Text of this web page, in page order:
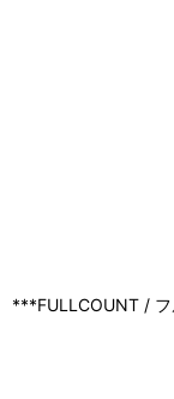
***FULLCOUNT /